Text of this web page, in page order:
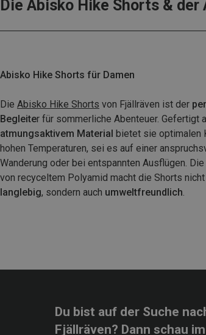
Die Abisko Hike Shorts &
Abisko Hike Shorts für Damen
Die Abisko Hike Shorts von Fjällräven ist der
Begleiter für sommerliche Abenteuer. Gefertigt
atmungsaktivem Material bietet sie optimalen
hohen Temperaturen, sei es auf einer
Wanderung oder bei entspannten Ausflügen.
von recyceltem Polyamid macht die Shorts nicht
langlebig, sondern auch umweltfreundlich.
Du bist auf der Suche
Fjällräven? Dann schau